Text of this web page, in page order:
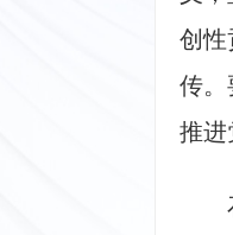
创性
传。
推进
石